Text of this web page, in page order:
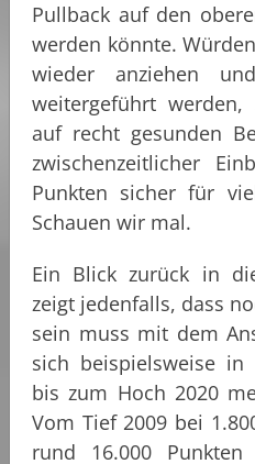
Pullback auf den
werden könnte.
wieder anziehen
weitergeführt
auf recht gesunden
zwischenzeitlicher
Punkten sicher für
Schauen wir mal.
Ein Blick zurück in
zeigt jedenfalls, dass
sein muss mit dem
sich beispielsweise in
bis zum Hoch 2020
Vom Tief 2009 bei
rund 16.000